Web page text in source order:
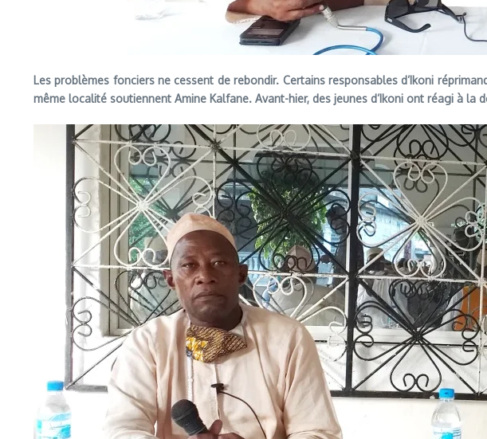
Les problèmes fonciers ne cessent de rebondir. Certains responsables d’Ikoni
même localité soutiennent Amine Kalfane. Avant-hier, des jeunes d’Ikoni ont réagi à